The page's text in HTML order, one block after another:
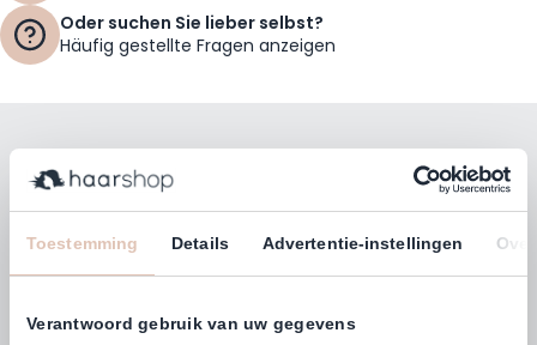
Toestemming Details Advertentie-instellingen Over
Verantwoord gebruik van uw gegevens
Oder suchen Sie lieber selbst?
Häufig gestellte Fragen anzeigen
Bleiben Sie mit unserem Newsletter auf dem
Laufenden!
E-Mailadresse
Abonnieren